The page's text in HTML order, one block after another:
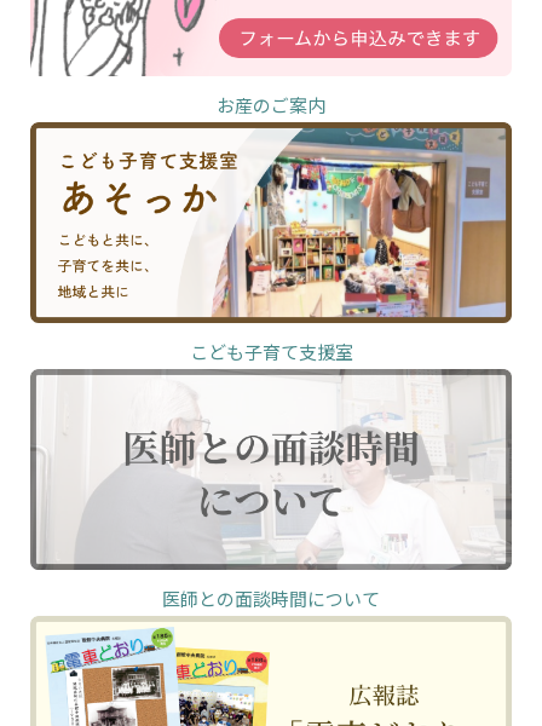
お産のご案内
こども子育て支援室
医師との面談時間について